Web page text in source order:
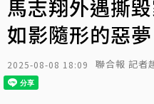
馬志翔外遇撕
如影隨形的惡夢
2025-08-08 18:09 聯合報 記者